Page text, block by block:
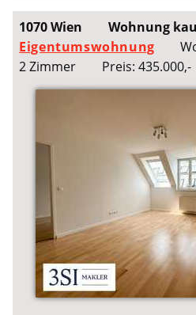
1070 Wien
Wohnung
Eigentumswohnung
2 Zimmer
Preis: 435.000,-